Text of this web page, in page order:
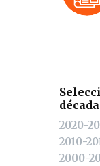
década
2020-
2010-
2000-